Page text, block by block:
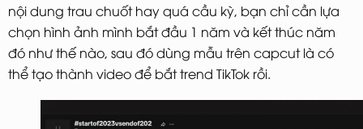
nội dung trau chuốt hay quá cầu kỳ, bạn chỉ cần lựa
chọn hình ảnh mình bắt đầu 1 năm và kết thúc năm
đó như thế nào, sau đó dùng mẫu trên capcut là có
thể tạo thành video để bắt trend TikTok rồi.